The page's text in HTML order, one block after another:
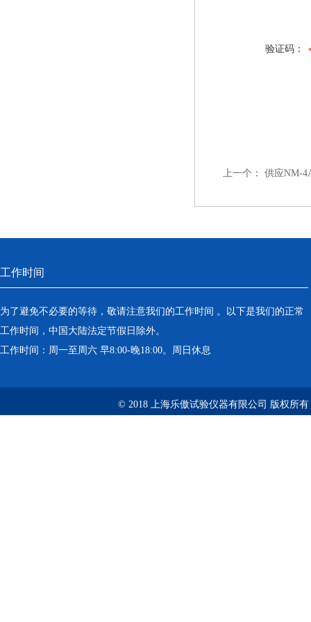
验证码：
上一个： 供应NM-
工作时间
为了避免不必要的等待，敬请注意我们的工作时间 。以下是我们的正常
工作时间，中国大陆法定节假日除外。
工作时间：周一至周六 早8:00-晚18:00。周日休息
© 2018 上海乐傲试验仪器有限公司 版权所